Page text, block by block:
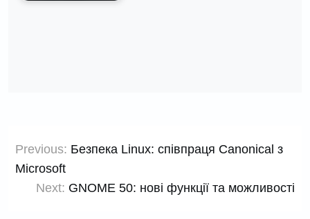
записів
Previous: Безпека Linux: співпраця Canonical з
Microsoft
Next: GNOME 50: нові функції та можливості